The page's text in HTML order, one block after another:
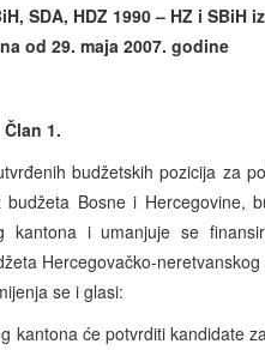
SDA, HDZ 1990 – HZ i SBiH
od 29. maja 2007. godine
Član 1.
budžetskih pozicija za
Bosne i Hercegovine,
kantona i umanjuje se
Hercegovačko-
se i glasi:
će potvrditi kandidate